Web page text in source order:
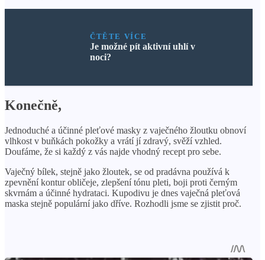
ČTĚTE VÍCE
Je možné pít aktivní uhlí v
noci?
Konečně,
Jednoduché a účinné pleťové masky z vaječného žloutku obnoví
vlhkost v buňkách pokožky a vrátí jí zdravý, svěží vzhled.
Doufáme, že si každý z vás najde vhodný recept pro sebe.
Vaječný bílek, stejně jako žloutek, se od pradávna používá k
zpevnění kontur obličeje, zlepšení tónu pleti, boji proti černým
skvrnám a účinné hydrataci. Kupodivu je dnes vaječná pleťová
maska ​​stejně populární jako dříve. Rozhodli jsme se zjistit proč.